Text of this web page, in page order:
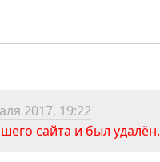
2017, 19:22
сайта и был удалён.